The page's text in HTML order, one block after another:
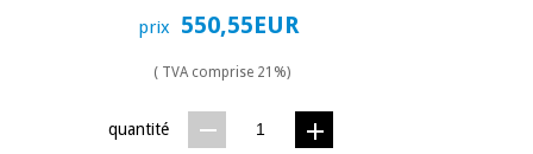
prix 550,55EUR
( TVA comprise 21%)
quantité